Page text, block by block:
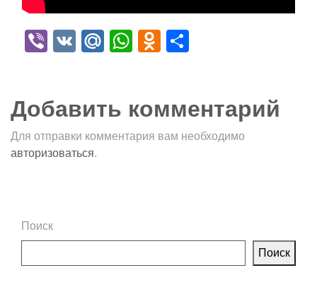
Viber
VK Mail.Ru
WhatsApp
Odnoklassniki
Добавить комментарий
Для отправки комментария вам необходимо
авторизоваться.
Поиск
Поиск